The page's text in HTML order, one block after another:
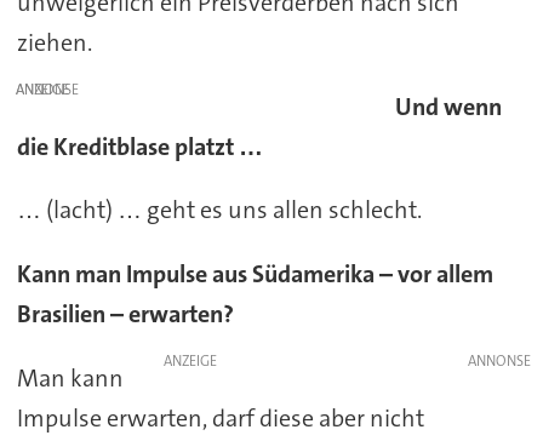
ziehen.
ANZEIGE
Und wenn
die Kreditblase platzt …
… (lacht) … geht es uns allen schlecht.
Kann man Impulse aus Südamerika – vor allem
Brasilien – erwarten?
ANZEIGE
Man kann
Impulse erwarten, darf diese aber nicht